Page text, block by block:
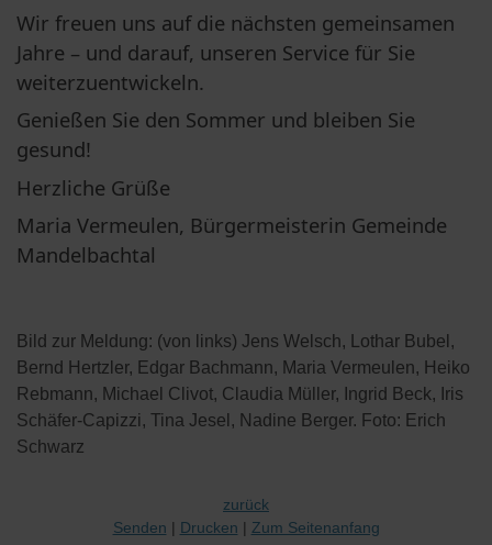
Wir freuen uns auf die nächsten gemeinsamen
Jahre – und darauf, unseren Service für Sie
weiterzuentwickeln.
Genießen Sie den Sommer und bleiben Sie
gesund!
Herzliche Grüße
Maria Vermeulen, Bürgermeisterin Gemeinde
Mandelbachtal
Bild zur Meldung: (von links) Jens Welsch, Lothar Bubel,
Bernd Hertzler, Edgar Bachmann, Maria Vermeulen, Heiko
Rebmann, Michael Clivot, Claudia Müller, Ingrid Beck, Iris
Schäfer-Capizzi, Tina Jesel, Nadine Berger. Foto: Erich
Schwarz
zurück
Senden
Drucken Zum Seitenanfang